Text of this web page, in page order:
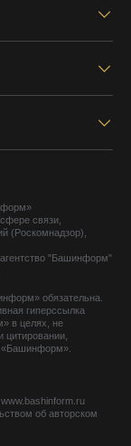
связи,
(Роскомнадзор),
"Башинформ"
обязательна.
гиперссылка
в целях, не
цитировании,
«Башинформ».
об авторском